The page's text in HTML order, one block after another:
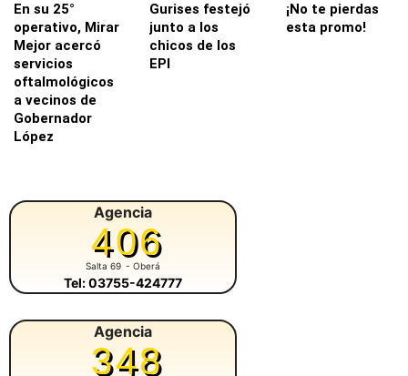
En su 25°
operativo, Mirar
Mejor acercó
servicios
oftalmológicos
a vecinos de
Gobernador
López
Gurises festejó
junto a los
chicos de los
EPI
¡No te pierdas
esta promo!
Agencia
406
Salta 69 - Oberá
Tel: 03755-424777
Agencia
348